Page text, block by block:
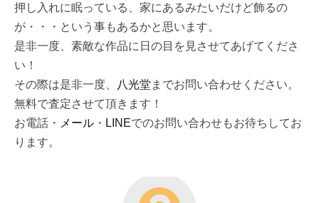
押し入れに眠っている、家にあるみたいだけど飾るの
が・・・という事もあるかと思います。
是非一度、素敵な作品に日の目を見させてあげてくださ
い！
その際は是非一度、
八光堂 までお問い合わせください。
無料で査定させて頂きます！
お電話・ メール ・ LINEでのお問い合わせもお待ちしてお
ります。